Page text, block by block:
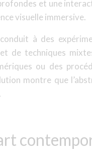
et une
visuelle immersive.
à des
de techniques
ou des
montre que